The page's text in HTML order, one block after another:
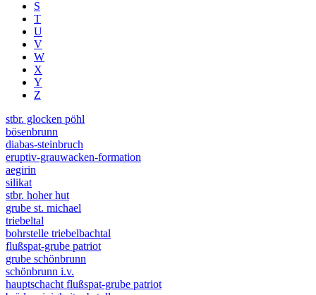
S
T
U
V
W
X
Y
Z
stbr. glocken pöhl
bösenbrunn
diabas-steinbruch
eruptiv-grauwacken-formation
aegirin
silikat
stbr. hoher hut
grube st. michael
triebeltal
bohrstelle triebelbachtal
flußspat-grube patriot
grube schönbrunn
schönbrunn i.v.
hauptschacht flußspat-grube patriot